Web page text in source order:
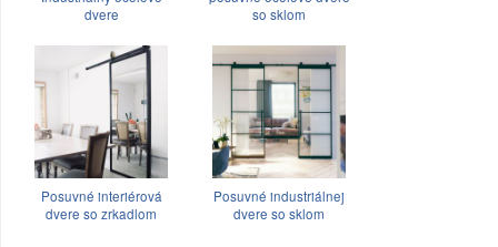
dvere
so sklom
Posuvné interiérová
dvere so zrkadlom
Posuvné industriálnej
dvere so sklom